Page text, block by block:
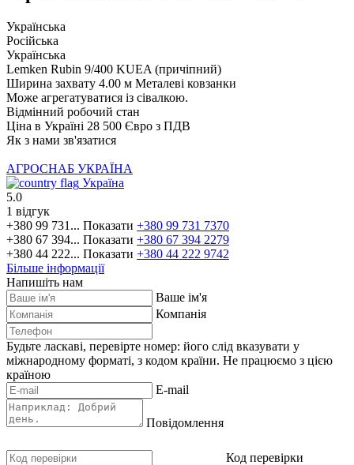
Українська
Російська
Українська
Lemken Rubin 9/400 KUEA (причіпний)
Ширина захвату 4.00 м Металеві ковзанки
Може агрегатуватися із сівалкою.
Відмінний робочий стан
Ціна в Україні 28 500 Євро з ПДВ
Як з нами зв'язатися
АГРОСНАБ УКРАЇНА
Україна
5.0
1 відгук
+380 99 731... Показати +380 99 731 7370
+380 67 394... Показати +380 67 394 2279
+380 44 222... Показати +380 44 222 9742
Більше інформації
Напишіть нам
Ваше ім'я
Компанія
Будьте ласкаві, перевірте номер: його слід вказувати у
міжнародному форматі, з кодом країни. Не працюємо з цією
країною
E-mail
Повідомлення
Код перевірки